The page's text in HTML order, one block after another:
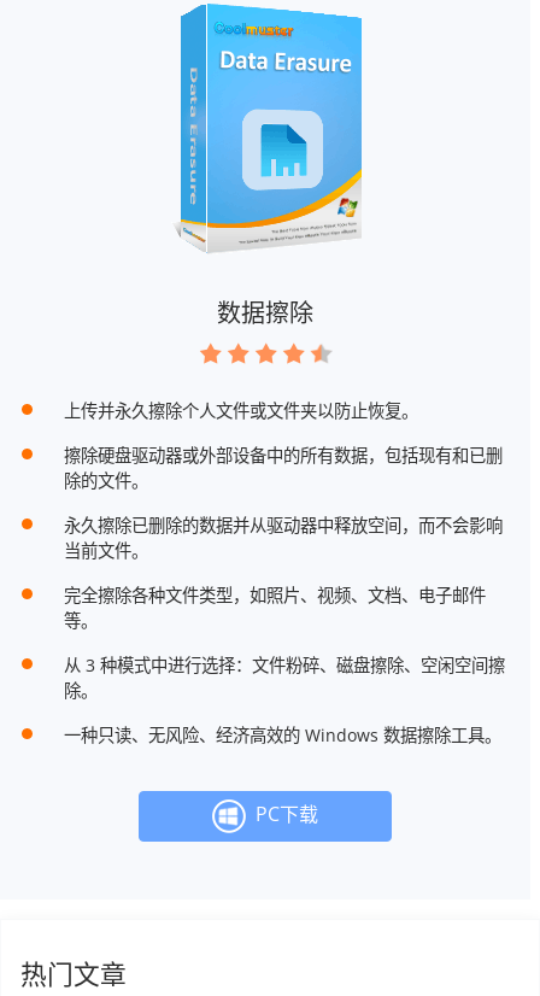
数据擦除
上传并永久擦除个人文件或文件夹以防止恢复。
擦除硬盘驱动器或外部设备中的所有数据，包括现有和已删
除的文件。
永久擦除已删除的数据并从驱动器中释放空间，而不会影响
当前文件。
完全擦除各种文件类型，如照片、视频、文档、电子邮件
等。
从 3 种模式中进行选择：文件粉碎、磁盘擦除、空闲空间擦
除。
一种只读、无风险、经济高效的 Windows 数据擦除工具。
PC下载
热门文章